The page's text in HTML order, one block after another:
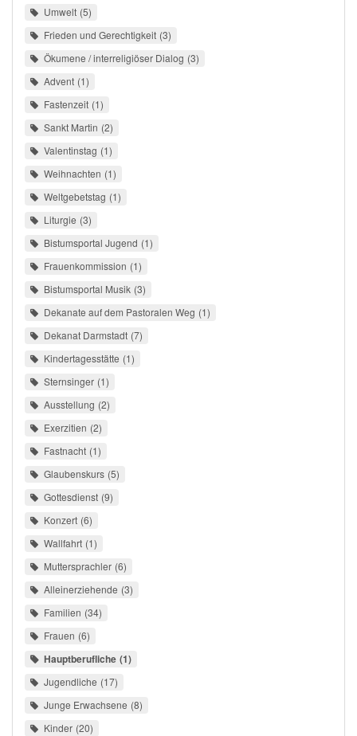
Umwelt 5
Frieden und Gerechtigkeit 3
Ökumene / interreligiöser Dialog 3
Advent 1
Fastenzeit 1
Sankt Martin 2
Valentinstag 1
Weihnachten 1
Weltgebetstag 1
Liturgie 3
Bistumsportal Jugend 1
Frauenkommission 1
Bistumsportal Musik 3
Dekanate auf dem Pastoralen Weg 1
Dekanat Darmstadt 7
Kindertagesstätte 1
Sternsinger 1
Ausstellung 2
Exerzitien 2
Fastnacht 1
Glaubenskurs 5
Gottesdienst 9
Konzert 6
Wallfahrt 1
Muttersprachler 6
Alleinerziehende 3
Familien 34
Frauen 6
Hauptberufliche 1
Jugendliche 17
Junge Erwachsene 8
Kinder 20